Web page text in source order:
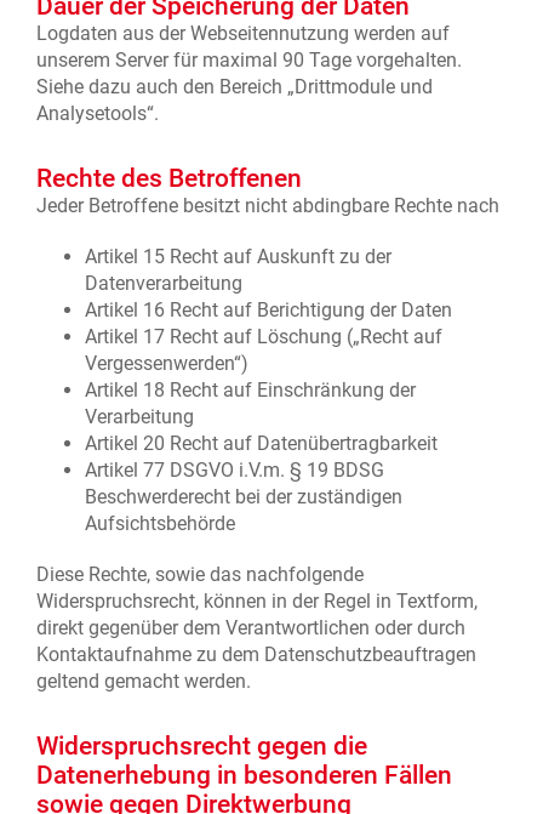
Dauer der Speicherung der Daten
Logdaten aus der Webseitennutzung werden auf
unserem Server für maximal 90 Tage vorgehalten.
Siehe dazu auch den Bereich „Drittmodule und
Analysetools“.
Rechte des Betroffenen
Jeder Betroffene besitzt nicht abdingbare Rechte nach
Artikel 15 Recht auf Auskunft zu der
Datenverarbeitung
Artikel 16 Recht auf Berichtigung der Daten
Artikel 17 Recht auf Löschung („Recht auf
Vergessenwerden“)
Artikel 18 Recht auf Einschränkung der
Verarbeitung
Artikel 20 Recht auf Datenübertragbarkeit
Artikel 77 DSGVO i.V.m. § 19 BDSG
Beschwerderecht bei der zuständigen
Aufsichtsbehörde
Diese Rechte, sowie das nachfolgende
Widerspruchsrecht, können in der Regel in Textform,
direkt gegenüber dem Verantwortlichen oder durch
Kontaktaufnahme zu dem Datenschutzbeauftragen
geltend gemacht werden.
Widerspruchsrecht gegen die
Datenerhebung in besonderen Fällen
sowie gegen Direktwerbung